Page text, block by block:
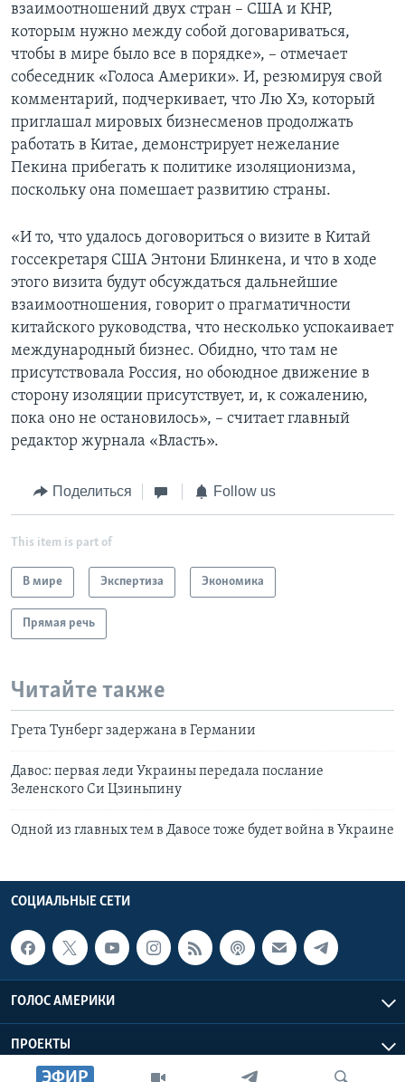
ЭФИР
взаимоотношений двух стран – США и КНР,
которым нужно между собой договариваться,
чтобы в мире было все в порядке», – отмечает
собеседник «Голоса Америки». И, резюмируя свой
комментарий, подчеркивает, что Лю Хэ, который
приглашал мировых бизнесменов продолжать
работать в Китае, демонстрирует нежелание
Пекина прибегать к политике изоляционизма,
поскольку она помешает развитию страны.
«И то, что удалось договориться о визите в Китай
госсекретаря США Энтони Блинкена, и что в ходе
этого визита будут обсуждаться дальнейшие
взаимоотношения, говорит о прагматичности
китайского руководства, что несколько успокаивает
международный бизнес. Обидно, что там не
присутствовала Россия, но обоюдное движение в
сторону изоляции присутствует, и, к сожалению,
пока оно не остановилось», – считает главный
редактор журнала «Власть».
Поделиться Follow us
This item is part of
В мире Экспертиза Экономика
Прямая речь
Читайте также
Грета Тунберг задержана в Германии
Давос: первая леди Украины передала послание
Зеленского Си Цзиньпину
Одной из главных тем в Давосе тоже будет война в Украине
СОЦИАЛЬНЫЕ СЕТИ
ГОЛОС АМЕРИКИ
ПРОЕКТЫ